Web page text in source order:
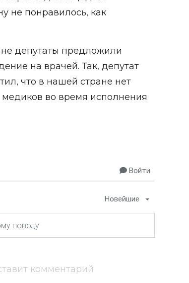
не понравилось, как
депутаты предложили
на врачей. Так, депутат
что в нашей стране нет
во время исполнения
Войти
Новейшие
комментарий